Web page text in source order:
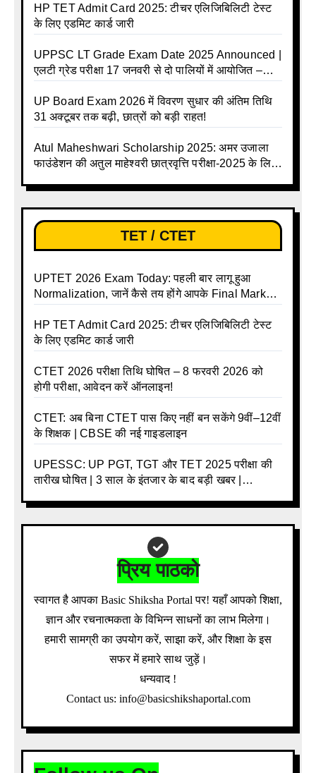
HP TET Admit Card 2025: टीचर एलिजिबिलिटी टेस्ट
के लिए एडमिट कार्ड जारी
UPPSC LT Grade Exam Date 2025 Announced |
एलटी ग्रेड परीक्षा 17 जनवरी से दो पालियों में आयोजित –
UP Board Exam 2026 में विवरण सुधार की अंतिम तिथि
31 अक्टूबर तक बढ़ी, छात्रों को बड़ी राहत!
Atul Maheshwari Scholarship 2025: अमर उजाला
फाउंडेशन की अतुल माहेश्वरी छात्रवृत्ति परीक्षा-2025 के लिए
TET / CTET
UPTET 2026 Exam Today: पहली बार लागू हुआ
Normalization, जानें कैसे तय होंगे आपके Final Marks
HP TET Admit Card 2025: टीचर एलिजिबिलिटी टेस्ट
के लिए एडमिट कार्ड जारी
CTET 2026 परीक्षा तिथि घोषित – 8 फरवरी 2026 को
होगी परीक्षा, आवेदन करें ऑनलाइन!
CTET: अब बिना CTET पास किए नहीं बन सकेंगे 9वीं–12वीं
के शिक्षक | CBSE की नई गाइडलाइन
UPESSC: UP PGT, TGT और TET 2025 परीक्षा की
तारीख घोषित | 3 साल के इंतजार के बाद बड़ी खबर |
प्रिय पाठको
स्वागत है आपका Basic Shiksha Portal पर! यहाँ आपको शिक्षा,
ज्ञान और रचनात्मकता के विभिन्न साधनों का लाभ मिलेगा।
हमारी सामग्री का उपयोग करें, साझा करें, और शिक्षा के इस
सफर में हमारे साथ जुड़ें।
धन्यवाद !
Contact us: info@basicshikshaportal.com